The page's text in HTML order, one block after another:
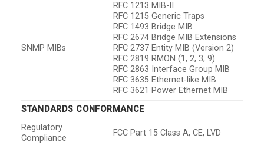
SNMP MIBs
RFC 1213 MIB-II
RFC 1215 Generic Traps
RFC 1493 Bridge MIB
RFC 2674 Bridge MIB Extensions
RFC 2737 Entity MIB (Version 2)
RFC 2819 RMON (1, 2, 3, 9)
RFC 2863 Interface Group MIB
RFC 3635 Ethernet-like MIB
RFC 3621 Power Ethernet MIB
STANDARDS CONFORMANCE
Regulatory
Compliance
FCC Part 15 Class A, CE, LVD